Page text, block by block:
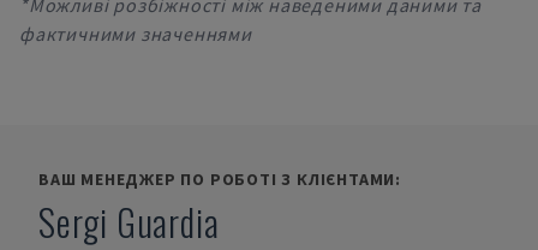
*Можливі розбіжності між наведеними даними та
фактичними значеннями
ВАШ МЕНЕДЖЕР ПО РОБОТІ З КЛІЄНТАМИ:
Sergi Guardia